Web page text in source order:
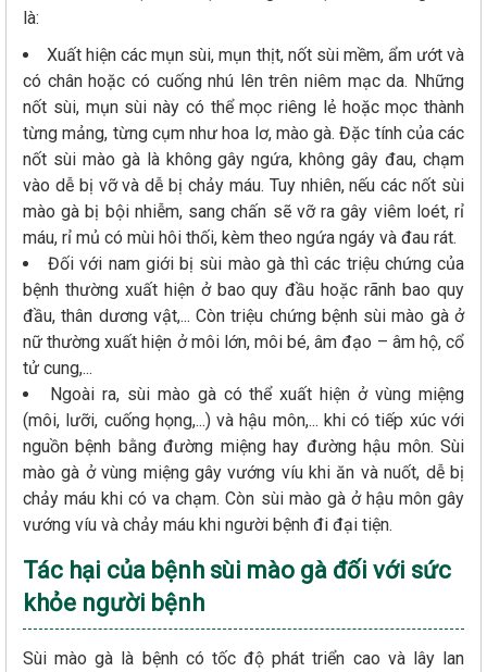
là:
Xuất hiện các mụn sùi, mụn thịt, nốt sùi mềm, ẩm ướt và
có chân hoặc có cuống nhú lên trên niêm mạc da. Những
nốt sùi, mụn sùi này có thể mọc riêng lẻ hoặc mọc thành
từng mảng, từng cụm như hoa lơ, mào gà. Đặc tính của các
nốt sùi mào gà là không gây ngứa, không gây đau, chạm
vào dễ bị vỡ và dễ bị chảy máu. Tuy nhiên, nếu các nốt sùi
mào gà bị bội nhiễm, sang chấn sẽ vỡ ra gây viêm loét, rỉ
máu, rỉ mủ có mùi hôi thối, kèm theo ngứa ngáy và đau rát.
Đối với nam giới bị sùi mào gà thì các triệu chứng của
bệnh thường xuất hiện ở bao quy đầu hoặc rãnh bao quy
đầu, thân dương vật,... Còn triệu chứng bệnh sùi mào gà ở
nữ thường xuất hiện ở môi lớn, môi bé, âm đạo – âm hộ, cổ
tử cung,...
Ngoài ra, sùi mào gà có thể xuất hiện ở vùng miệng
(môi, lưỡi, cuống họng,...) và hậu môn,... khi có tiếp xúc với
nguồn bệnh bằng đường miệng hay đường hậu môn. Sùi
mào gà ở vùng miệng gây vướng víu khi ăn và nuốt, dễ bị
chảy máu khi có va chạm. Còn sùi mào gà ở hậu môn gây
vướng víu và chảy máu khi người bệnh đi đại tiện.
Tác hại của bệnh sùi mào gà đối với sức
khỏe người bệnh
Sùi mào gà là bệnh có tốc độ phát triển cao và lây lan